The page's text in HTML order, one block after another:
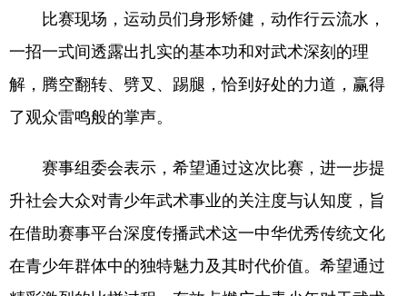
比赛现场，运动员们身形矫健，动作行云流水，
一招一式间透露出扎实的基本功和对武术深刻的理
解，腾空翻转、劈叉、踢腿，恰到好处的力道，赢得
了观众雷鸣般的掌声。
赛事组委会表示，希望通过这次比赛，进一步提
升社会大众对青少年武术事业的关注度与认知度，旨
在借助赛事平台深度传播武术这一中华优秀传统文化
在青少年群体中的独特魅力及其时代价值。希望通过